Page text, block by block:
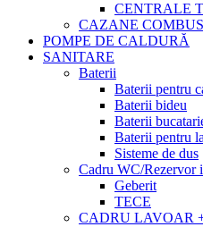
CENTRALE
CAZANE
POMPE DE CALDURĂ
SANITARE
Baterii
Baterii pentru
Baterii bideu
Baterii
Baterii pentru
Sisteme de dus
Cadru WC/Rezervor
Geberit
TECE
CADRU LAVOAR